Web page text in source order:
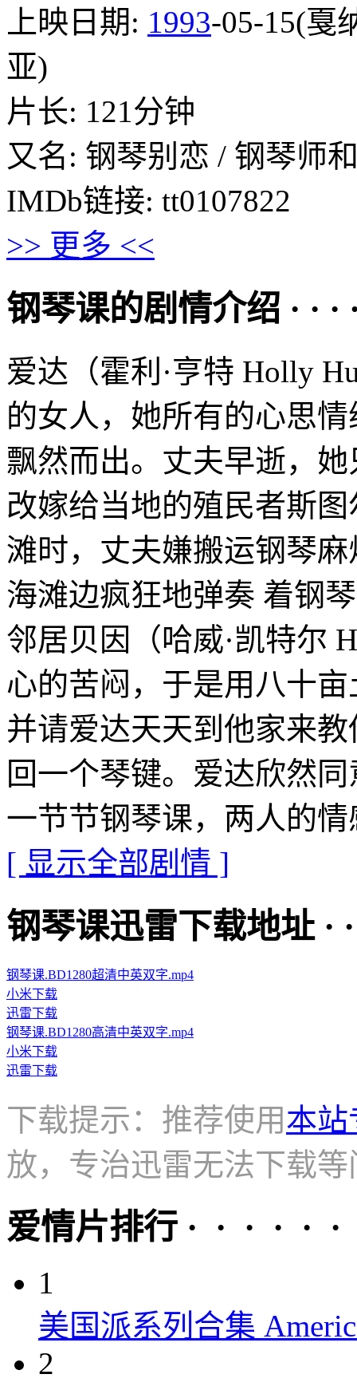
上映日期: 1993-05-15(戛
亚)
片长: 121分钟
又名: 钢琴别恋 / 钢琴师
IMDb链接: tt0107822
>> 更多 <<
钢琴课的剧情介绍 · · ·
爱达（霍利·亨特 Holly
的女人，她所有的心思
飘然而出。丈夫早逝，
改嫁给当地的殖民者斯
滩时，丈夫嫌搬运钢琴
海滩边疯狂地弹奏 着钢
邻居贝因（哈威·凯特尔
心的苦闷，于是用八十
并请爱达天天到他家来
回一个琴键。爱达欣然
一节节钢琴课，两人的
[ 显示全部剧情 ]
钢琴课迅雷下载地址 · ·
钢琴课.BD1280超清中英双字.mp4
小米下载
迅雷下载
钢琴课.BD1280高清中英双字.mp4
小米下载
迅雷下载
下载提示：推荐使用本站
放，专治迅雷无法下载等
爱情片排行 · · · · · ·
1
美国派系列合集
2